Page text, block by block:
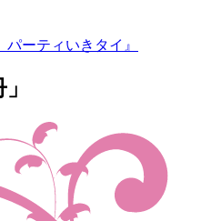
ーティいきタイ』